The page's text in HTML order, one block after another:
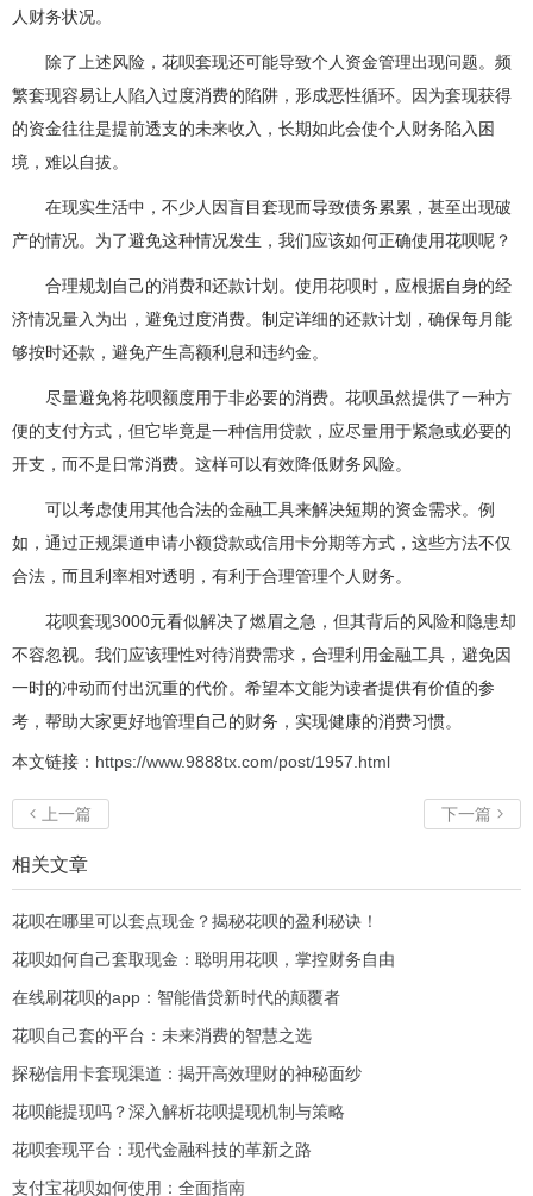
人财务状况。
除了上述风险，花呗套现还可能导致个人资金管理出现问题。频
繁套现容易让人陷入过度消费的陷阱，形成恶性循环。因为套现获得
的资金往往是提前透支的未来收入，长期如此会使个人财务陷入困
境，难以自拔。
在现实生活中，不少人因盲目套现而导致债务累累，甚至出现破
产的情况。为了避免这种情况发生，我们应该如何正确使用花呗呢？
合理规划自己的消费和还款计划。使用花呗时，应根据自身的经
济情况量入为出，避免过度消费。制定详细的还款计划，确保每月能
够按时还款，避免产生高额利息和违约金。
尽量避免将花呗额度用于非必要的消费。花呗虽然提供了一种方
便的支付方式，但它毕竟是一种信用贷款，应尽量用于紧急或必要的
开支，而不是日常消费。这样可以有效降低财务风险。
可以考虑使用其他合法的金融工具来解决短期的资金需求。例
如，通过正规渠道申请小额贷款或信用卡分期等方式，这些方法不仅
合法，而且利率相对透明，有利于合理管理个人财务。
花呗套现3000元看似解决了燃眉之急，但其背后的风险和隐患却
不容忽视。我们应该理性对待消费需求，合理利用金融工具，避免因
一时的冲动而付出沉重的代价。希望本文能为读者提供有价值的参
考，帮助大家更好地管理自己的财务，实现健康的消费习惯。
本文链接： https://www.9888tx.com/post/1957.html
 上一篇 下一篇 
相关文章
花呗在哪里可以套点现金？揭秘花呗的盈利秘诀！
花呗如何自己套取现金：聪明用花呗，掌控财务自由
在线刷花呗的app：智能借贷新时代的颠覆者
花呗自己套的平台：未来消费的智慧之选
探秘信用卡套现渠道：揭开高效理财的神秘面纱
花呗能提现吗？深入解析花呗提现机制与策略
花呗套现平台：现代金融科技的革新之路
支付宝花呗如何使用：全面指南